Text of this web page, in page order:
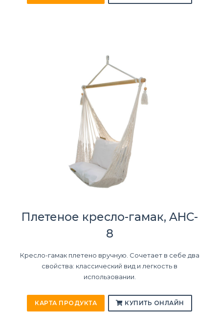
Плетеное кресло-гамак, AHC-
8
Кресло-гамак плетено вручную. Сочетает в себе два
свойства: классический вид и легкость в
использовании.
КАРТА ПРОДУКТА КУПИТЬ ОНЛАЙН